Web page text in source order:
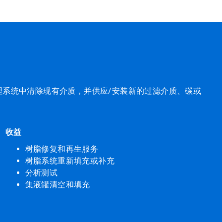
统中清除现有介质，并供应/安装新的过滤介质、碳或
收益
树脂修复和再生服务
树脂系统重新填充或补充
分析测试
集液罐清空和填充